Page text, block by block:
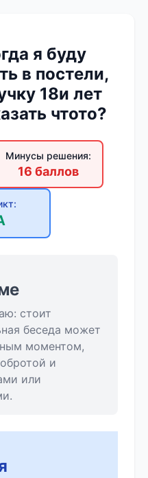
я буду
в постели,
18и лет
чтото?
Минусы решения:
16 баллов
стоит
беседа может
моментом,
и
или